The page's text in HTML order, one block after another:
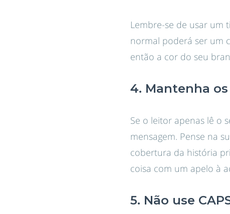
Lembre-se de usar um
normal poderá ser um
então a cor do seu
4. Mantenha
Se o leitor apenas lê o
mensagem. Pense na
cobertura da história
coisa com um apelo à
5. Não use